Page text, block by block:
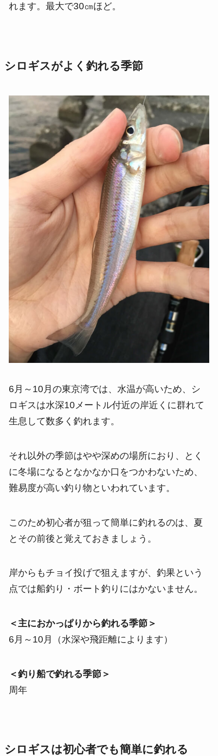
れます。最大で30㎝ほど。
シロギスがよく釣れる季節
6月～10月の東京湾では、水温が高いため、シ
ロギスは水深10メートル付近の岸近くに群れて
生息して数多く釣れます。
それ以外の季節はやや深めの場所におり、とく
に冬場になるとなかなか口をつかわないため、
難易度が高い釣り物といわれています。
このため初心者が狙って簡単に釣れるのは、夏
とその前後と覚えておきましょう。
岸からもチョイ投げで狙えますが、釣果という
点では船釣り・ボート釣りにはかないません。
＜主におかっぱりから釣れる季節＞
6月～10月（水深や飛距離によります）
＜釣り船で釣れる季節＞
周年
シロギスは初心者でも簡単に釣れる